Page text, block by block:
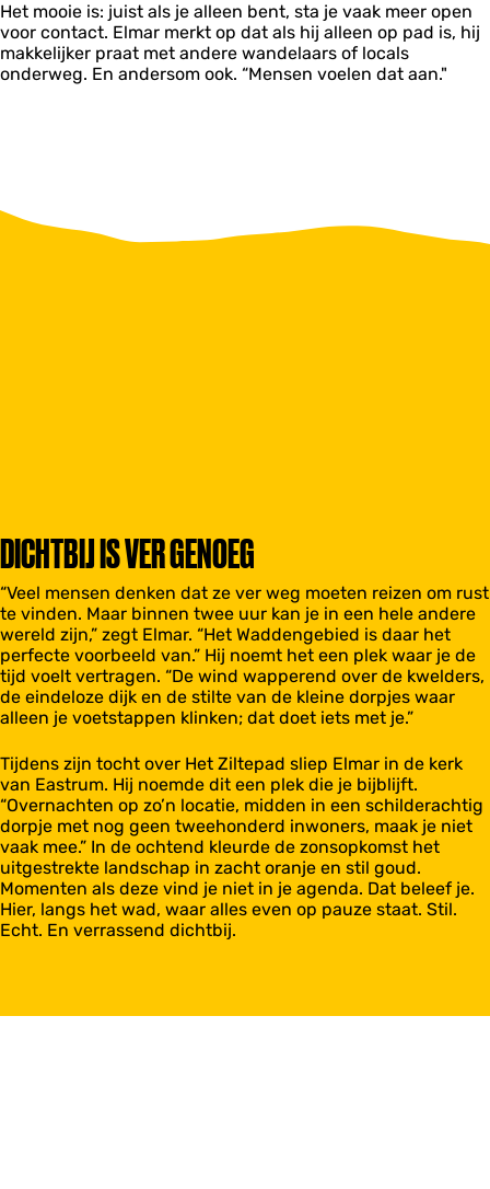
Het mooie is: juist als je alleen bent, sta je vaak meer open
voor contact. Elmar merkt op dat als hij alleen op pad is, hij
makkelijker praat met andere wandelaars of locals
onderweg. En andersom ook. “Mensen voelen dat aan."
DICHTBIJ IS VER GENOEG
“Veel mensen denken dat ze ver weg moeten reizen om rust
te vinden. Maar binnen twee uur kan je in een hele andere
wereld zijn,” zegt Elmar. “Het Waddengebied is daar het
perfecte voorbeeld van.” Hij noemt het een plek waar je de
tijd voelt vertragen. “De wind wapperend over de kwelders,
de eindeloze dijk en de stilte van de kleine dorpjes waar
alleen je voetstappen klinken; dat doet iets met je.”
Tijdens zijn tocht over Het Ziltepad sliep Elmar in de kerk
van Eastrum. Hij noemde dit een plek die je bijblijft.
“Overnachten op zo’n locatie, midden in een schilderachtig
dorpje met nog geen tweehonderd inwoners, maak je niet
vaak mee.” In de ochtend kleurde de zonsopkomst het
uitgestrekte landschap in zacht oranje en stil goud.
Momenten als deze vind je niet in je agenda. Dat beleef je.
Hier, langs het wad, waar alles even op pauze staat. Stil.
Echt. En verrassend dichtbij.